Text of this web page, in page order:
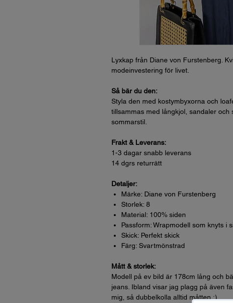
Lyxkap från Diane von Furstenberg.
modeinvestering för livet.
Så bär du den:
Styla den med kostymbyxorna och
tillsammas med långkjol, sandaler och
sommarstil.
Frakt & Leverans:
1-3 dagar snabb leverans
14 dgrs returrätt
Detaljer:
Märke: Diane von Furstenberg
Storlek: 8
Material: 100% siden
Passform: Wrapmodell som knyts i
Skick: Perfekt skick
Färg: Svartmönstrad
Mått & storlek:
Modell på ev bild är 178cm lång och
jeans. Ibland visar jag plagg på även
mig, så dubbelkolla alltid måtten :)